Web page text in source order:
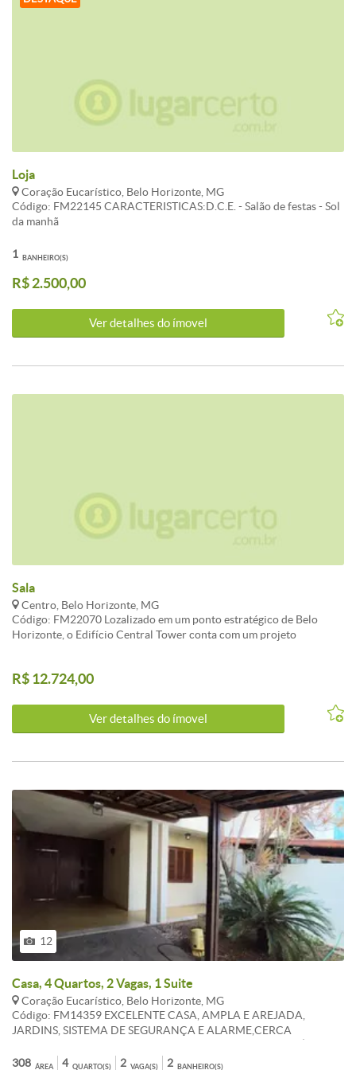
Loja
Coração Eucarístico, Belo Horizonte, MG
Código: FM22145 CARACTERISTICAS:D.C.E. - Salão de festas - Sol
da manhã
BANHEIRO(S)
1
R$ 2.500,00
Ver detalhes do ímovel
Sala
Centro, Belo Horizonte, MG
Código: FM22070 Lozalizado em um ponto estratégico de Belo
Horizonte, o Edifício Central Tower conta com um projeto
Estacionamento privativo. Visite nosso site:
social
R$ 12.724,00
Ver detalhes do ímovel
12
Casa, 4 Quartos, 2 Vagas, 1 Suite
Coração Eucarístico, Belo Horizonte, MG
Código: FM14359 EXCELENTE CASA, AMPLA E AREJADA,
JARDINS, SISTEMA DE SEGURANÇA E ALARME,CERCA
SENDO UMA SUÍTE COM ARMÁRIOS E BOX BLINDEX, BANHO
ÁREA
308 QUARTO(S)
4 VAGA(S)
2 BANHEIRO(S)
2